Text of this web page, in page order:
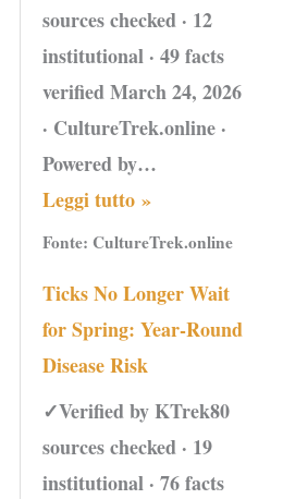
sources checked · 12
institutional · 49 facts
verified March 24, 2026
· CultureTrek.online ·
Powered by…
Leggi tutto »
Fonte:CultureTrek.online
Ticks No Longer Wait
for Spring: Year-Round
Disease Risk
✓Verified by KTrek80
sources checked · 19
institutional · 76 facts